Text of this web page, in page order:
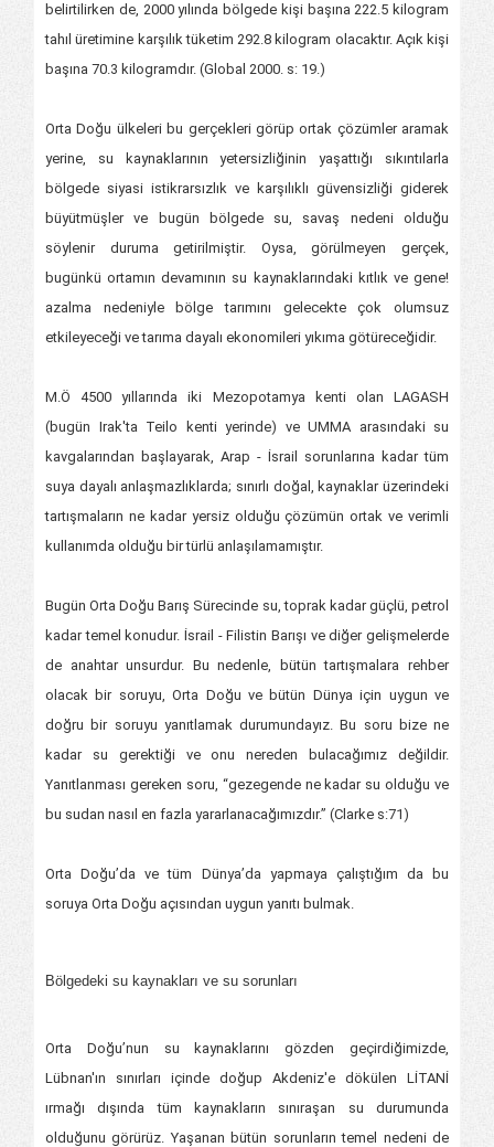
belirtilirken de, 2000 yılında bölgede kişi başına 222.5 kilogram
tahıl üretimine karşılık tüketim 292.8 kilogram olacaktır. Açık kişi
başına 70.3 kilogramdır. (Global 2000. s: 19.)
Orta Doğu ülkeleri bu gerçekleri görüp ortak çözümler aramak
yerine, su kaynaklarının yetersizliğinin yaşattığı sıkıntılarla
bölgede siyasi istikrarsızlık ve karşılıklı güvensizliği giderek
büyütmüşler ve bugün bölgede su, savaş nedeni olduğu
söylenir duruma getirilmiştir. Oysa, görülmeyen gerçek,
bugünkü ortamın devamının su kaynaklarındaki kıtlık ve gene!
azalma nedeniyle bölge tarımını gelecekte çok olumsuz
etkileyeceği ve tarıma dayalı ekonomileri yıkıma götüreceğidir.
M.Ö 4500 yıllarında iki Mezopotamya kenti olan LAGASH
(bugün Irak'ta Teilo kenti yerinde) ve UMMA arasındaki su
kavgalarından başlayarak, Arap - İsrail sorunlarına kadar tüm
suya dayalı anlaşmazlıklarda; sınırlı doğal, kaynaklar üzerindeki
tartışmaların ne kadar yersiz olduğu çözümün ortak ve verimli
kullanımda olduğu bir türlü anlaşılamamıştır.
Bugün Orta Doğu Barış Sürecinde su, toprak kadar güçlü, petrol
kadar temel konudur. İsrail - Filistin Barışı ve diğer gelişmelerde
de anahtar unsurdur. Bu nedenle, bütün tartışmalara rehber
olacak bir soruyu, Orta Doğu ve bütün Dünya için uygun ve
doğru bir soruyu yanıtlamak durumundayız. Bu soru bize ne
kadar su gerektiği ve onu nereden bulacağımız değildir.
Yanıtlanması gereken soru, “gezegende ne kadar su olduğu ve
bu sudan nasıl en fazla yararlanacağımızdır.” (Clarke s:71)
Orta Doğu’da ve tüm Dünya’da yapmaya çalıştığım da bu
soruya Orta Doğu açısından uygun yanıtı bulmak.
Bölgedeki su kaynakları ve su sorunları
Orta Doğu’nun su kaynaklarını gözden geçirdiğimizde,
Lübnan'ın sınırları içinde doğup Akdeniz'e dökülen LİTANİ
ırmağı dışında tüm kaynakların sınıraşan su durumunda
olduğunu görürüz. Yaşanan bütün sorunların temel nedeni de